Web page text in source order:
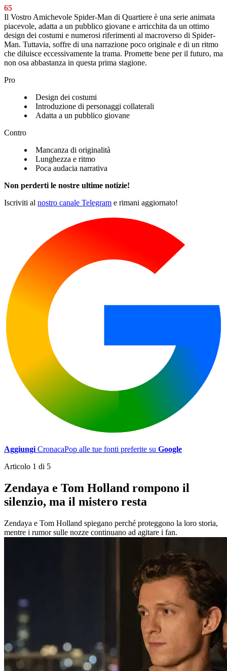
65
Il Vostro Amichevole Spider-Man di Quartiere è una serie animata
piacevole, adatta a un pubblico giovane e arricchita da un ottimo
design dei costumi e numerosi riferimenti al macroverso di Spider-
Man. Tuttavia, soffre di una narrazione poco originale e di un ritmo
che diluisce eccessivamente la trama. Promette bene per il futuro, ma
non osa abbastanza in questa prima stagione.
Pro
Design dei costumi
Introduzione di personaggi collaterali
Adatta a un pubblico giovane
Contro
Mancanza di originalità
Lunghezza e ritmo
Poca audacia narrativa
Non perderti le nostre ultime notizie!
Iscriviti al nostro canale Telegram e rimani aggiornato!
Aggiungi CronacaPop alle tue fonti preferite su Google
Articolo 1 di 5
Zendaya e Tom Holland rompono il
silenzio, ma il mistero resta
Zendaya e Tom Holland spiegano perché proteggono la loro storia,
mentre i rumor sulle nozze continuano ad agitare i fan.